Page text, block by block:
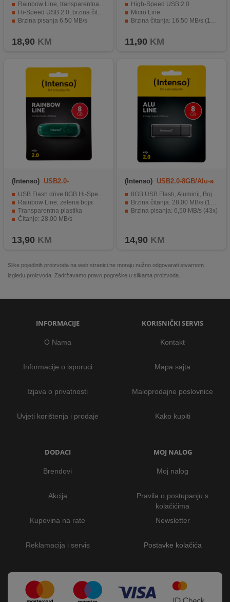
Rainbow Line, transparentna boja
Hi-Speed USB 2.0, brzina čitanja 28,00 MB/s
Brzina pisanja 6,50 MB/s
18,90 KM
High-Speed USB 2.0
Micro Line
Brzina čitanja: 16,50 MB/s (110x)
11,90 KM
(Intenso)
USB2.0-
USB Flash drive 8GB Hi-Speed USB 2.0
Rainbow Line, zelena boja
Transparentna plastika
Čitanje: 28,00 MB/s
13,90 KM
(Intenso) USB2.0-8GB/Alu-a
8GB USB Flash, Aluminij, Boja: Crna
Brzina čitanja: 28,00 MB/s (187x)
Brzina pisanja: 6,50 MB/s (43x)
14,90 KM
Slike pojedinih proizvoda na web stranici ne moraju nužno odgovarati stvarnom
izgledu proizvoda. Zadržavamo pravo pogreške u slikama proizvoda.
INFORMACIJE
O Nama
Informacije o isporuci
Izjava o privatnosti
Uvjeti korištenja i prodaje
KORISNIČKI SERVIS
Kontakt
Mapa sajta
Maloprodajne poslovnice
Kako kupiti
DODACI
Brendovi
Akcija
Kupovina na rate
Reklamacija i servis
MOJ NALOG
Moj nalog
Pravila o postupanju s
kolačićima
Newsletter
Postavke kolačića